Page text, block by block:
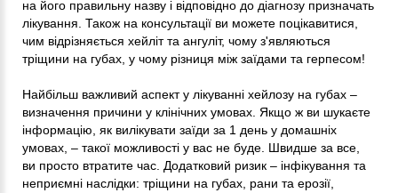
на його правильну назву і відповідно до діагнозу призначать
лікування. Також на консультації ви можете поцікавитися,
чим відрізняється хейліт та ангуліт, чому з'являються
тріщини на губах, у чому різниця між заїдами та герпесом!
Найбільш важливий аспект у лікуванні хейлозу на губах –
визначення причини у клінічних умовах. Якщо ж ви шукаєте
інформацію, як вилікувати заїди за 1 день у домашніх
умовах, – такої можливості у вас не буде. Швидше за все,
ви просто втратите час. Додатковий ризик – інфікування та
неприємні наслідки: тріщини на губах, рани та ерозії,